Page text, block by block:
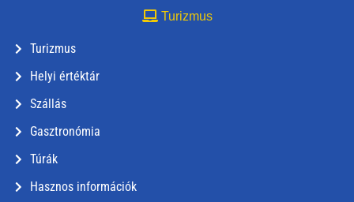
Turizmus
Turizmus
Helyi értéktár
Szállás
Gasztronómia
Túrák
Hasznos információk